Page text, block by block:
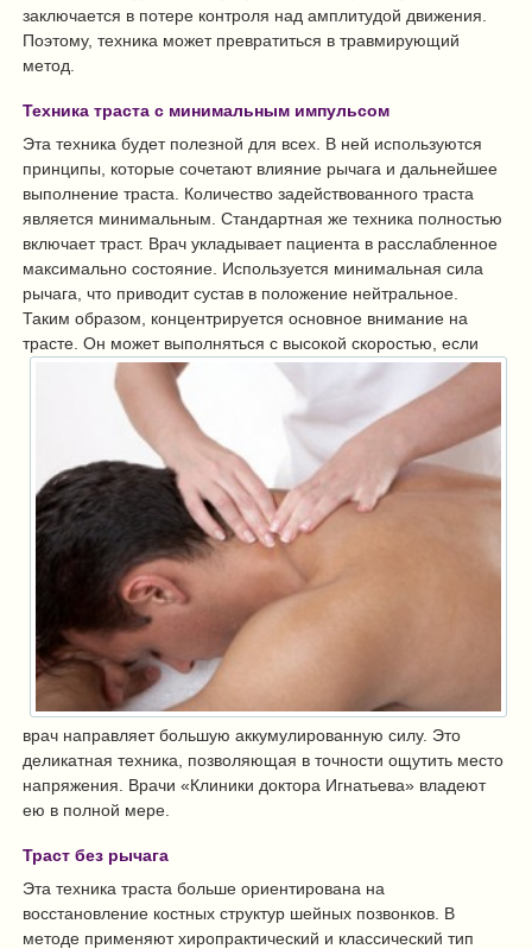
заключается в потере контроля над амплитудой движения.
Поэтому, техника может превратиться в травмирующий
метод.
Техника траста с минимальным импульсом
Эта техника будет полезной для всех. В ней используются
принципы, которые сочетают влияние рычага и дальнейшее
выполнение траста. Количество задействованного траста
является минимальным. Стандартная же техника полностью
включает траст. Врач укладывает пациента в расслабленное
максимально состояние. Используется минимальная сила
рычага, что приводит сустав в положение нейтральное.
Таким образом, концентрируется основное внимание на
трасте. Он может выполняться с высокой скоростью, если
врач направляет большую аккумулированную силу. Это
деликатная техника, позволяющая в точности ощутить место
напряжения. Врачи «Клиники доктора Игнатьева» владеют
ею в полной мере.
Траст без рычага
Эта техника траста больше ориентирована на
восстановление костных структур шейных позвонков. В
методе применяют хиропрактический и классический тип